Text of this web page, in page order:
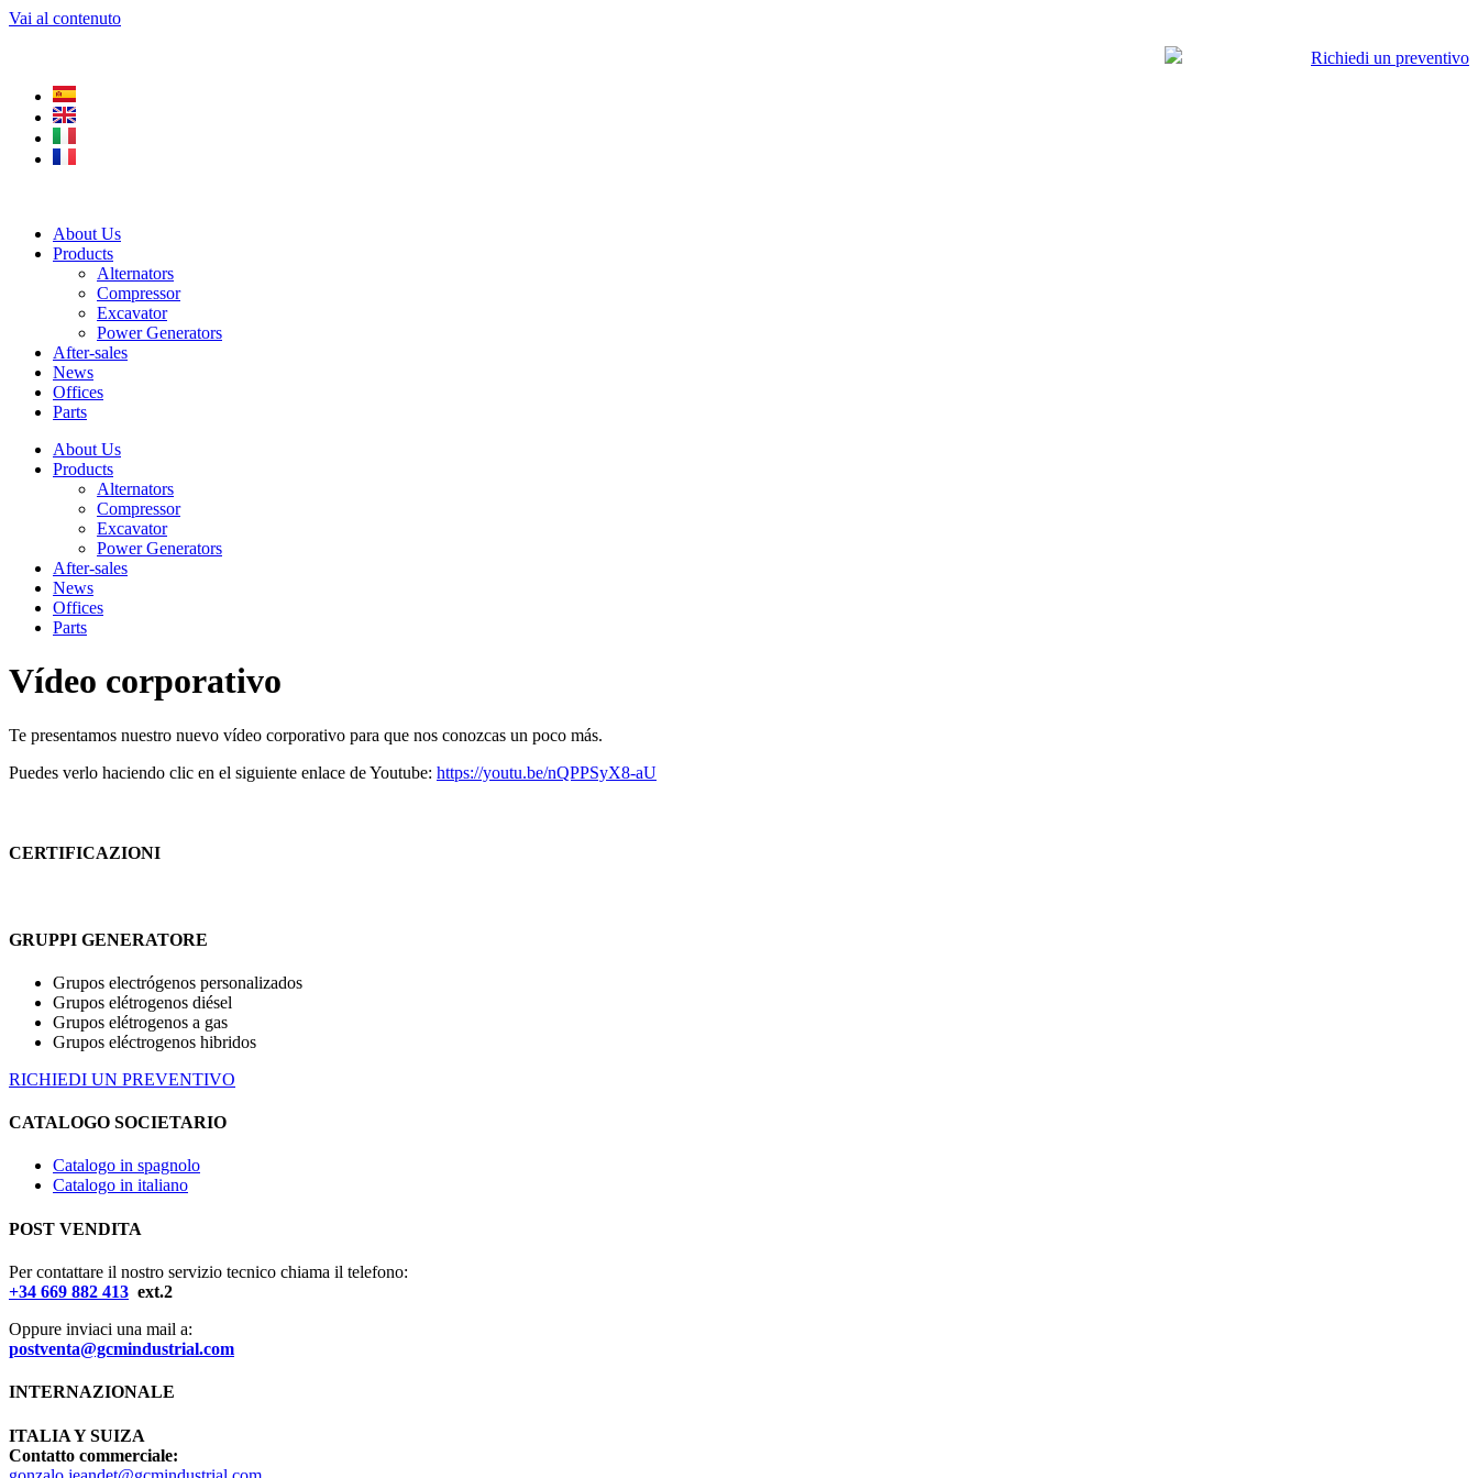
Vai al contenuto
Richiedi un preventivo
About Us
Products
Alternators
Compressor
Excavator
Power Generators
After-sales
News
Offices
Parts
About Us
Products
Alternators
Compressor
Excavator
Power Generators
After-sales
News
Offices
Parts
Vídeo corporativo
Te presentamos nuestro nuevo vídeo corporativo para que nos conozcas un poco más.
Puedes verlo haciendo clic en el siguiente enlace de Youtube: https://youtu.be/nQPPSyX8-aU
CERTIFICAZIONI
GRUPPI GENERATORE
Grupos electrógenos personalizados
Grupos elétrogenos diésel
Grupos elétrogenos a gas
Grupos eléctrogenos hibridos
RICHIEDI UN PREVENTIVO
CATALOGO SOCIETARIO
Catalogo in spagnolo
Catalogo in italiano
POST VENDITA
Per contattare il nostro servizio tecnico chiama il telefono:
+34 669 882 413 ext.2
Oppure inviaci una mail a:
postventa@gcmindustrial.com
INTERNAZIONALE
ITALIA Y SUIZA
Contatto commerciale: